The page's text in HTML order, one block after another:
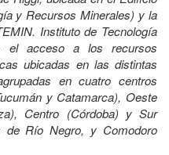
y Recursos Minerales) y la
Instituto de Tecnología
el acceso a los recursos
ubicadas en las distintas
en cuatro centros
y Catamarca), Oeste
Centro (Córdoba) y Sur
de Río Negro, y Comodoro